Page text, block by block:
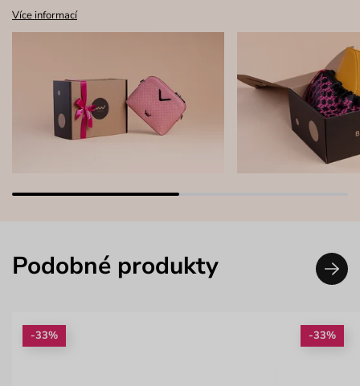
Více informací
Podobné produkty
-33% -33%